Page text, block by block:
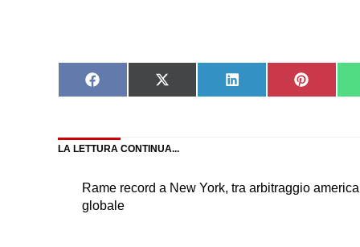
Share
on
Share
on
Share
on
Share
on
LA LETTURA CONTINUA...
Rame record a New York, tra arbitraggio
globale